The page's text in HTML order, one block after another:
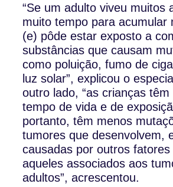
“Se um adulto viveu muitos
muito tempo para acumular
(e) pôde estar exposto a
substâncias que causam
como poluição, fumo de
luz solar”, explicou o
outro lado, “as crianças
tempo de vida e de
portanto, têm menos
tumores que desenvolvem,
causadas por outros fatores
aqueles associados aos
adultos”, acrescentou.